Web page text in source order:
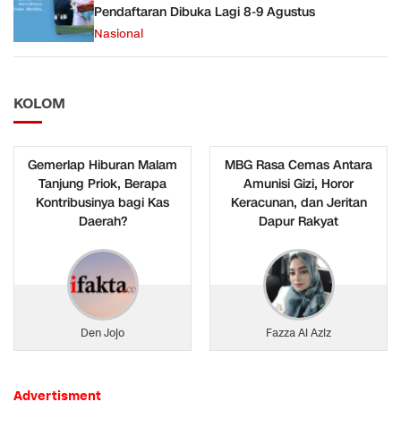
Pendaftaran Dibuka Lagi 8-9 Agustus
Nasional
KOLOM
Gemerlap Hiburan Malam
Tanjung Priok, Berapa
Kontribusinya bagi Kas
Daerah?
Den Jojo
MBG Rasa Cemas Antara
Amunisi Gizi, Horor
Keracunan, dan Jeritan
Dapur Rakyat
Fazza Al Aziz
Advertisment